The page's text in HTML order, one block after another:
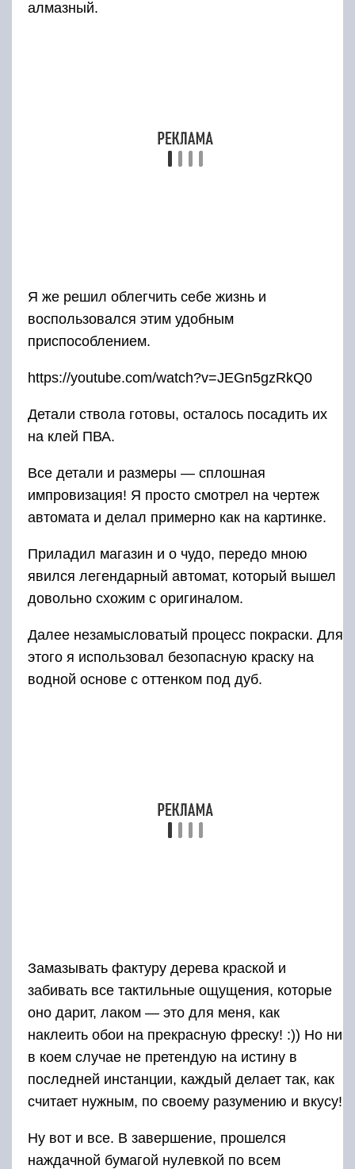
автомата и делал примерно как на картинке.
Далее незамысловатый процесс покраски. Для
этого я использовал безопасную краску на
забивать все тактильные ощущения, которые
оно дарит, лаком — это для меня, как
наклеить обои на прекрасную фреску! :)) Но ни
в коем случае не претендую на истину в
последней инстанции, каждый делает так, как
считает нужным, по своему разумению и вкусу!
Ну вот и все. В завершение, прошелся
наждачной бумагой нулевкой по всем
поверхностям и как следует отполировал все
необходимо выпилить изнутри. Чтобы
выпилить такие детали необходимо
просверлить в них отверстия про помощи
ручной дрели или, как по старинке проделать
отверстия шилом. Кстати, диаметр отверстия
должен быть не менее 1-мм иначе можно
повредить элементы чертежа, которые, увы,
просверливании отверстий не повредить Ваш